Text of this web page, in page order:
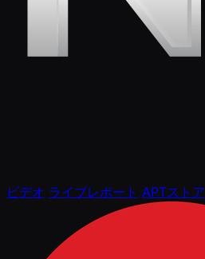
ビデオ ライブレポート APTストア